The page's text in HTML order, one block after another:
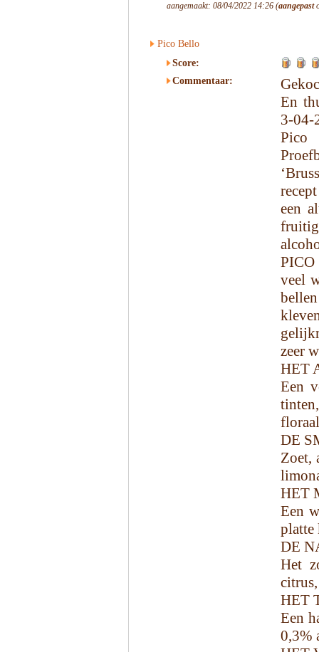
aangemaakt: 08/04/2022 14:26 (aangepast
Pico Bello
Score:
Commentaar:
En
3-04-
Pico
een
veel
zeer
HET
Een
DE
Zoet,
HET
Een
DE
Het
HET
Een
0,3%